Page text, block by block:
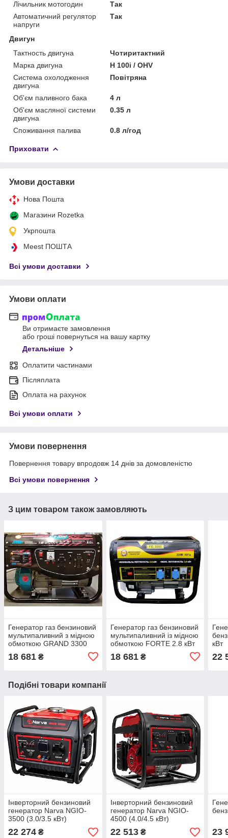
Лічильник мотогодин
Так
Автоматичний регулятор
напруги
Так
Двигун
Тактность двигуна
Чотиритактний
Марка двигуна
H 100i / OHV
Система охолодження
двигуна
Повітряна
Об'єм паливного бака
4 л
Об'єм масляної системи
двигуна
0.35 л
Споживання палива 0.8 л/год
Приховати
Умови доставки
Нова Пошта
Магазини Rozetka
Укрпошта
Meest ПОШТА
Всі умови доставки
Умови оплати
Ви отримаєте замовлення
або гроші повернуться на вашу картку
Детальніше
Оплатити частинами
Післяплата
Оплата на рахунок
Всі умови оплати
Умови повернення
Повернення товару впродовж 14 днів за домовленістю
Всі умови повернення
З цим товаром також замовляють
Генератор газ бензиновий
мультипаливний з мідною
обмоткою GRAND 3300
18 681 ₴
Генератор газ бензиновий
мультипаливний із мідною
обмоткою FORTE 2.8 кВт
18 681₴
кВт
22
Подібні товари компанії
Інверторний бензиновий
генератор Narva NGIO-
3500 (3.0/3.5 кВт)
відкритого типу
22 274 ₴
Інверторний бензиновий
генератор Narva NGIO-
4500 (4.0/4.5 кВт)
відкритого типу
22 513₴ 23